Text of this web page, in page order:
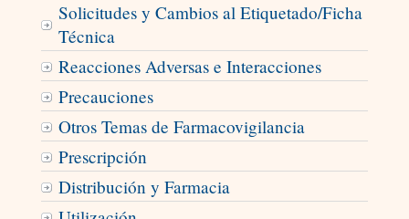
Solicitudes y Cambios al Etiquetado/Ficha
Técnica
Reacciones Adversas e Interacciones
Precauciones
Otros Temas de Farmacovigilancia
Prescripción
Distribución y Farmacia